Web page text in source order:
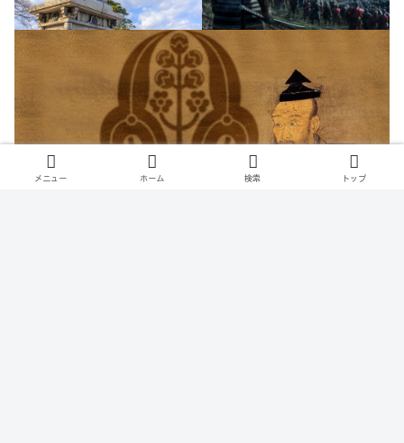
メニュー ホーム 検索 トップ